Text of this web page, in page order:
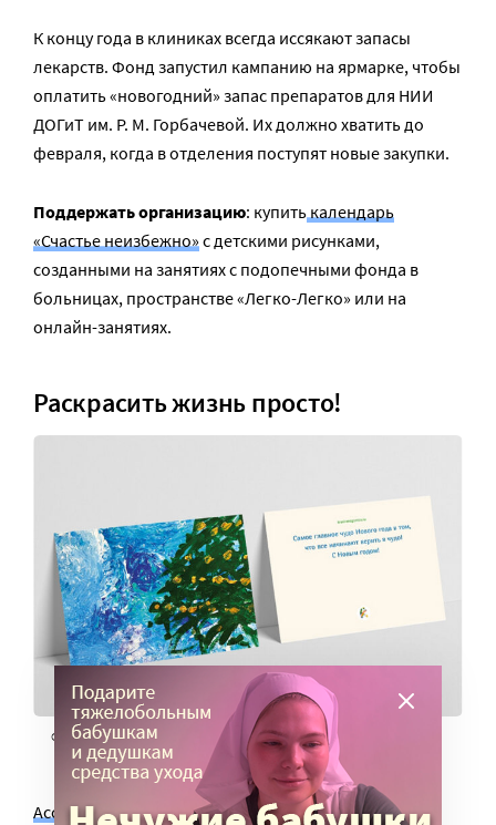
К концу года в клиниках всегда иссякают запасы
лекарств. Фонд запустил кампанию на ярмарке, чтобы
оплатить «новогодний» запас препаратов для НИИ
ДОГиТ им. Р. М. Горбачевой. Их должно хватить до
февраля, когда в отделения поступят новые закупки.
Поддержать организацию: купить календарь
«Счастье неизбежно» с детскими рисунками,
созданными на занятиях с подопечными фонда в
больницах, пространстве «Легко-Легко» или на
онлайн-занятиях.
Раскрасить жизнь просто!
Фото: https://shop.kraskietogomira.ru/
Ассоциация «Краски этого мира»– это 13 семей